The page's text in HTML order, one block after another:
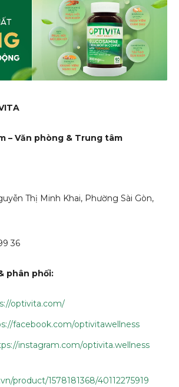
– Văn phòng & Trung tâm
Thị Minh Khai, Phường Sài Gòn,
36
phân phối:
optivita.com/
facebook.com/optivitawellness
instagram.com/optivita.wellness
product/1578181368/40112275919